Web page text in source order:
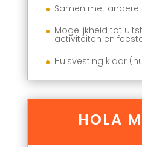
Samen met andere
Mogelijkheid tot
activiteiten en
Huisvesting klaar
HOLA